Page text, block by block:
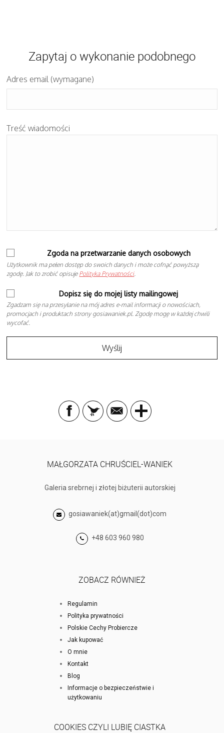
Zapytaj o wykonanie podobnego
Adres email (wymagane)
Treść wiadomości
Zgoda na przetwarzanie danych osobowych
Użytkownik ma pełen dostęp do swoich danych i może cofnąć powyższą
zgodę. Jak to zrobić opisuje Polityka Prywatności.
Dopisz się do mojej listy mailingowej
Zgadzam się na przesyłanie na mój adres e-mail informacji o nowościach,
promocjach i produktach strony gosiawaniek.pl. Zgodę mogę w każdej chwili
wycofać.
MAŁGORZATA CHRUŚCIEL-WANIEK
Galeria srebrnej i złotej biżuterii autorskiej
gosiawaniek(at)gmail(dot)com
+48 603 960 980
ZOBACZ RÓWNIEŻ
Regulamin
Polityka prywatności
Polskie Cechy Probiercze
Jak kupować
O mnie
Kontakt
Blog
Informacje o bezpieczeństwie i
użytkowaniu
COOKIES CZYLI LUBIĘ CIASTKA